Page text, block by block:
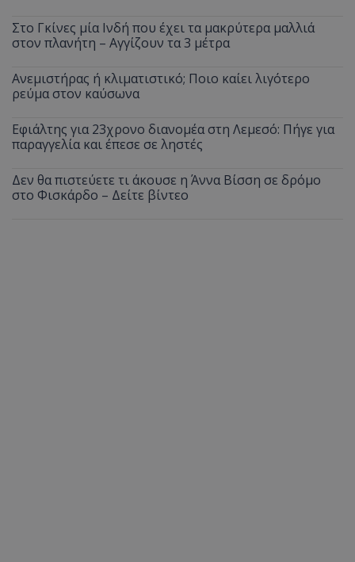
Στο Γκίνες μία Ινδή που έχει τα μακρύτερα μαλλιά
στον πλανήτη – Αγγίζουν τα 3 μέτρα
Ανεμιστήρας ή κλιματιστικό; Ποιο καίει λιγότερο
ρεύμα στον καύσωνα
Εφιάλτης για 23χρονο διανομέα στη Λεμεσό: Πήγε για
παραγγελία και έπεσε σε ληστές
Δεν θα πιστεύετε τι άκουσε η Άννα Βίσση σε δρόμο
στο Φισκάρδο – Δείτε βίντεο